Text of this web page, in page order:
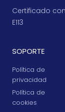
Certificado
E113
SOPORTE
Política de
privacidad
Política de
cookies